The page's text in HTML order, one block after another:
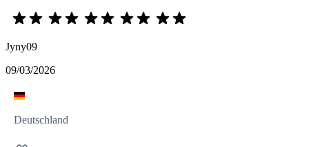
Jyny09
09/03/2026
Deutschland